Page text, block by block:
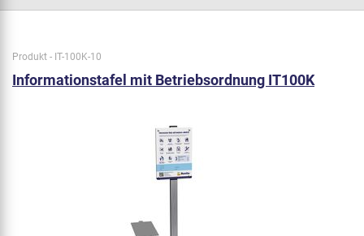
Produkt - IT-100K-10
Informationstafel mit Betriebsordnung IT100K